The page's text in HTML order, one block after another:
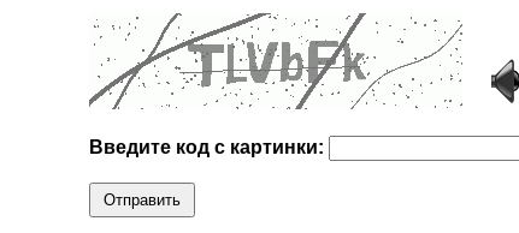
Введите код с картинки:
Отправить